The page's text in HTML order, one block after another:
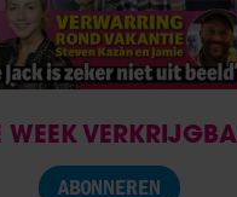
WEEK
ABONNEREN